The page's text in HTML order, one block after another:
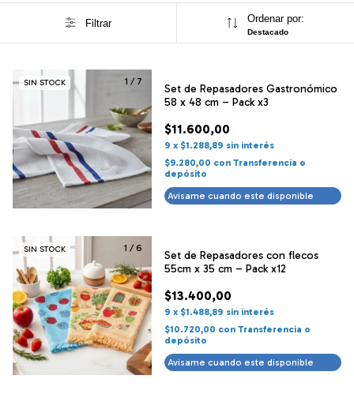
Filtrar Ordenar por:
Destacado
1 / 7
SIN STOCK
Set de Repasadores Gastronómico
58 x 48 cm – Pack x3
$11.600,00
9 x $1.288,89 sin interés
$9.280,00 con Transferencia o
depósito
Avisame cuando este disponible
1 /6
SIN STOCK
Set de Repasadores con flecos
55cm x 35 cm – Pack x12
$13.400,00
9 x $1.488,89 sin interés
$10.720,00 con Transferencia o
depósito
Avisame cuando este disponible